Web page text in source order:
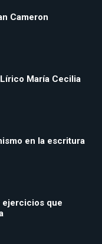
Cameron
María Cecilia
en la escritura
ejercicios que